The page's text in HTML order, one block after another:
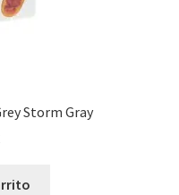
Storm Gray